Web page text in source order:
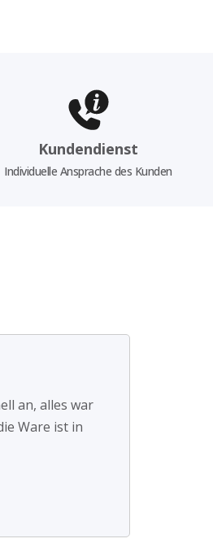
Kundendienst
Individuelle Ansprache des Kunden
an, alles war
Ware ist in